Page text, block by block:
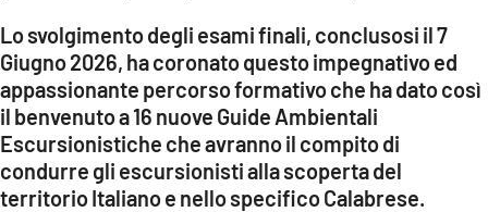
Lo svolgimento degli esami finali, conclusosi il 7
Giugno 2026, ha coronato questo impegnativo ed
appassionante percorso formativo che ha dato così
il benvenuto a 16 nuove Guide Ambientali
Escursionistiche che avranno il compito di
condurre gli escursionisti alla scoperta del
territorio Italiano e nello specifico Calabrese.